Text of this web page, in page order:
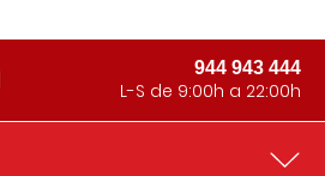
944 943 444
L-S de 9:00h a 22:00h